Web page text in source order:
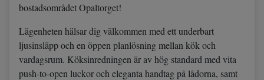
bostadsområdet Opaltorget!
Lägenheten hälsar dig välkommen med ett underbart
ljusinsläpp och en öppen planlösning mellan kök och
vardagsrum. Köksinredningen är av hög standard med vita
push-to-open luckor och eleganta handtag på lådorna, samt